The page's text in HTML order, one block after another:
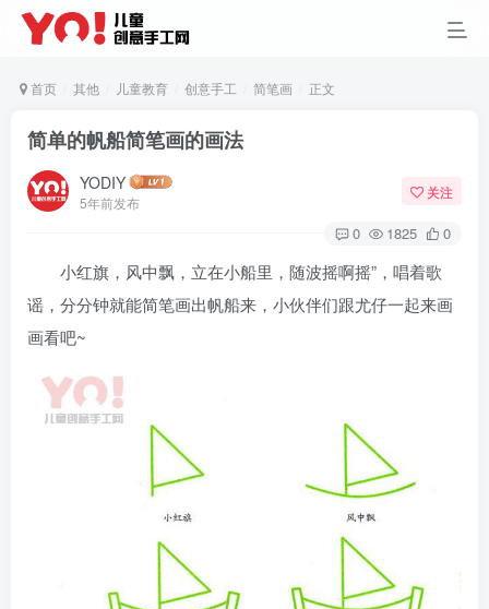
首页 其他 儿童教育 创意手工 简笔画 正文
简单的帆船简笔画的画法
YODIY
5年前发布
关注
0 1825 0
小红旗，风中飘，立在小船里，随波摇啊摇”，唱着歌
谣，分分钟就能简笔画出帆船来，小伙伴们跟尤仔一起来画
画看吧~